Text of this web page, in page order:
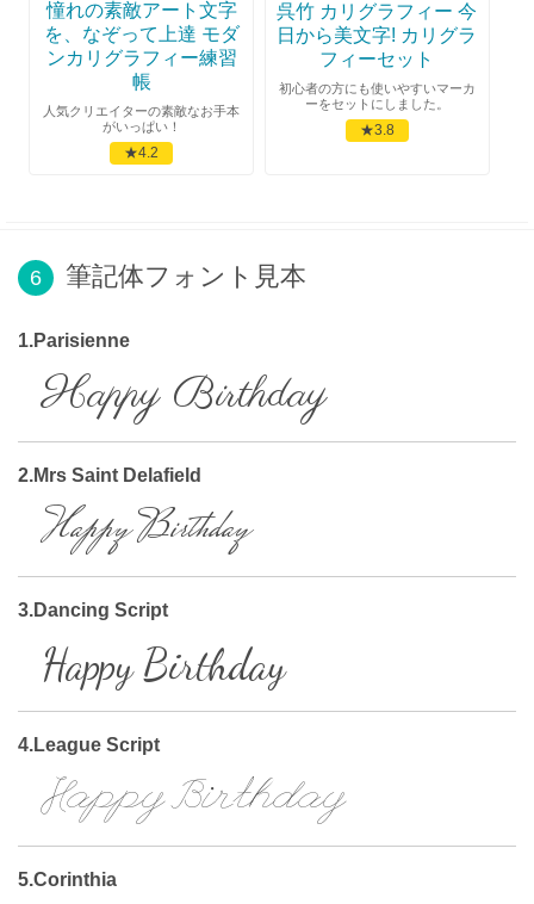
憧れの素敵アート文字
を、なぞって上達 モダ
ンカリグラフィー練習
帳
人気クリエイターの素敵なお手本
がいっぱい！
★4.2
呉竹 カリグラフィー 今
日から美文字! カリグラ
フィーセット
初心者の方にも使いやすいマーカ
ーをセットにしました。
★3.8
6 筆記体フォント見本
1.Parisienne
Happy Birthday
2.Mrs Saint Delafield
Happy Birthday
3.Dancing Script
Happy Birthday
4.League Script
Happy Birthday
5.Corinthia